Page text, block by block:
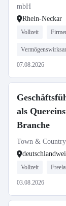
mbH
Rhein-Neckar
Vollzeit
07.08.2026
als
Branche
Town &
Vollzeit
03.08.2026